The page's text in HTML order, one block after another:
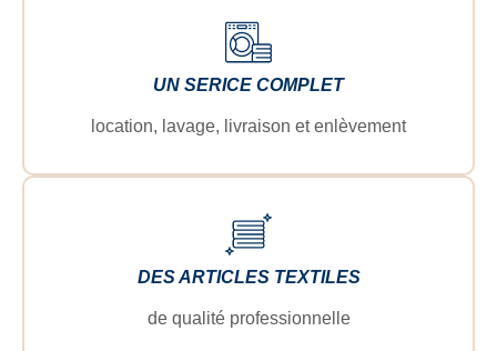
UN SERICE COMPLET
location, lavage, livraison et enlèvement
DES ARTICLES TEXTILES
de qualité professionnelle